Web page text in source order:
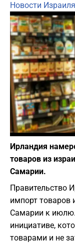
Новости Израиля
Ирландия
товаров из
Самарии.
Правительство
импорт товаров
Самарии к июлю.
инициативе,
товарами и не